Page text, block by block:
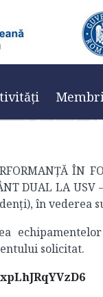
ÎN
DUAL LA
în vederea
solicitat.